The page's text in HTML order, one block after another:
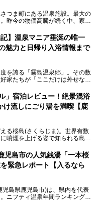
つま町にある温泉施設。最大の
昨今の物価高騰が続く中、家族
を維持。
のツルツル美肌湯を堪能できる
全国の温泉を巡った筆者の経
も決して過言ではありません。
族風呂・大衆風呂・宿泊施設に
！
】温泉マニア垂涎の唯一
魅力と日帰り入浴情報まで
を誇る「霧島温泉郷」。その数
家たちが「ここだけは外せな
験できない絶妙なバランスの
の極上の湯を心ゆくまで堪能す
湯のちからと宿の魅力を詳しく
のための「日帰り入浴情報」も
唸らせる“生きたお湯”の正体に
」宿泊レビュー！絶景混浴
け流しにごり湯を満喫【鹿
る桜島(さくらじま)。世界有数
噴煙を上げる姿で知られる島で
錦江湾に面した絶景混浴露天風
流しのにごり湯は、多くの温泉
。
サイドホテルの“温泉”はじめ、
ューします。
児島市の人気銭湯「一本桜
緊急レポート【入るなら
児島県鹿児島市)は、県内を代表
ニフティ温泉年間ランキング2